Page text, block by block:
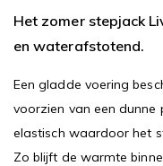
Het zomer stepjack
en waterafstotend.
Een gladde voering
voorzien van een dunne
elastisch waardoor het
Zo blijft de warmte